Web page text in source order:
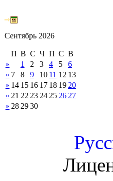
Сентябрь 2026
П В С Ч П С В
»
1 2 3 4 5
6
» 7 8 9 10 11 12 13
» 14 15 16 17 18 19 20
» 21 22 23 24 25 26 27
» 28 2930